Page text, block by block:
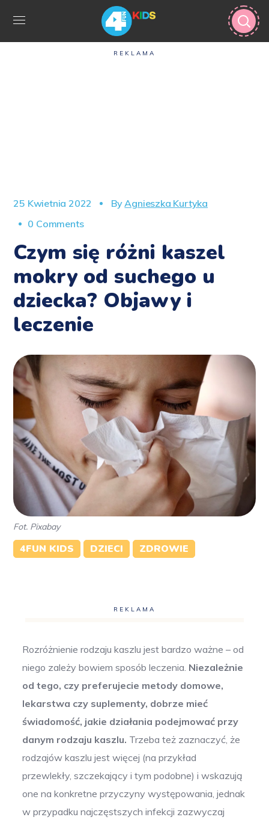
REKLAMA
25 Kwietnia 2022 ByAgnieszka Kurtyka
0 Comments
Czym się różni kaszel
mokry od suchego u
dziecka? Objawy i
leczenie
Fot. Pixabay
4FUN KIDS DZIECI ZDROWIE
REKLAMA
Rozróżnienie rodzaju kaszlu jest bardzo ważne – od
niego zależy bowiem sposób leczenia. Niezależnie
od tego, czy preferujecie metody domowe,
lekarstwa czy suplementy, dobrze mieć
świadomość, jakie działania podejmować przy
danym rodzaju kaszlu. Trzeba też zaznaczyć, że
rodzajów kaszlu jest więcej (na przykład
przewlekły, szczekający i tym podobne) i wskazują
one na konkretne przyczyny występowania, jednak
w przypadku najczęstszych infekcji zazwyczaj